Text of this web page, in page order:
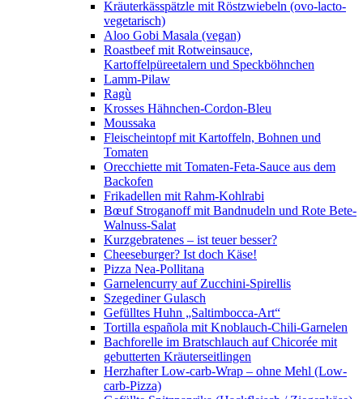
Kräuterkässpätzle mit Röstzwiebeln (ovo-lacto-
vegetarisch)
Aloo Gobi Masala (vegan)
Roastbeef mit Rotweinsauce,
Kartoffelpüreetalern und Speckböhnchen
Lamm-Pilaw
Ragù
Krosses Hähnchen-Cordon-Bleu
Moussaka
Fleischeintopf mit Kartoffeln, Bohnen und
Tomaten
Orecchiette mit Tomaten-Feta-Sauce aus dem
Backofen
Frikadellen mit Rahm-Kohlrabi
Bœuf Stroganoff mit Bandnudeln und Rote Bete-
Walnuss-Salat
Kurzgebratenes – ist teuer besser?
Cheeseburger? Ist doch Käse!
Pizza Nea-Pollitana
Garnelencurry auf Zucchini-Spirellis
Szegediner Gulasch
Gefülltes Huhn „Saltimbocca-Art“
Tortilla española mit Knoblauch-Chili-Garnelen
Bachforelle im Bratschlauch auf Chicorée mit
gebutterten Kräuterseitlingen
Herzhafter Low-carb-Wrap – ohne Mehl (Low-
carb-Pizza)